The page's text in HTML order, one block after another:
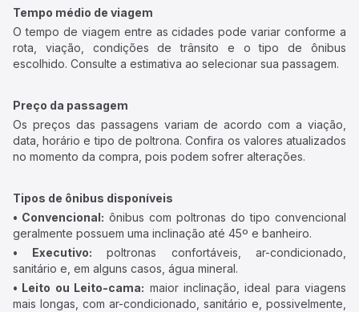
Tempo médio de viagem
O tempo de viagem entre as cidades pode variar conforme a
rota, viação, condições de trânsito e o tipo de ônibus
escolhido. Consulte a estimativa ao selecionar sua passagem.
Preço da passagem
Os preços das passagens variam de acordo com a viação,
data, horário e tipo de poltrona. Confira os valores atualizados
no momento da compra, pois podem sofrer alterações.
Tipos de ônibus disponíveis
• Convencional: ônibus com poltronas do tipo convencional
geralmente possuem uma inclinação até 45º e banheiro.
• Executivo: poltronas confortáveis, ar-condicionado,
sanitário e, em alguns casos, água mineral.
• Leito ou Leito-cama: maior inclinação, ideal para viagens
mais longas, com ar-condicionado, sanitário e, possivelmente,